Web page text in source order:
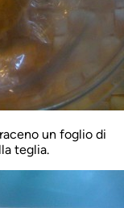
un foglio di
teglia.